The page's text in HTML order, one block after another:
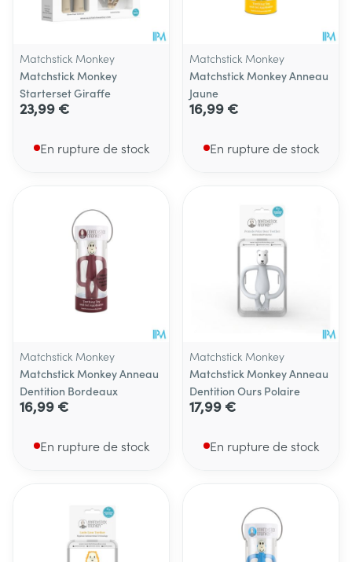
Matchstick Monkey
Matchstick Monkey
Starterset Giraffe
23,99 €
En rupture de stock
Matchstick Monkey
Matchstick Monkey Anneau
Jaune
16,99 €
En rupture de stock
Matchstick Monkey
Matchstick Monkey Anneau
Dentition Bordeaux
16,99 €
En rupture de stock
Matchstick Monkey
Matchstick Monkey Anneau
Dentition Ours Polaire
17,99 €
En rupture de stock